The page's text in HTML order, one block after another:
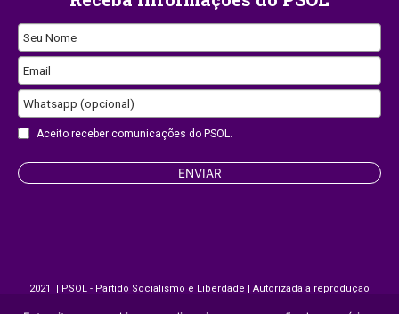
Seu Nome
Email
Business
Email
Whatsapp (opcional)
Aceito receber comunicações do PSOL.
ENVIAR
2021 | PSOL - Partido Socialismo e Liberdade | Autorizada a reprodução
desde que citada a fonte.